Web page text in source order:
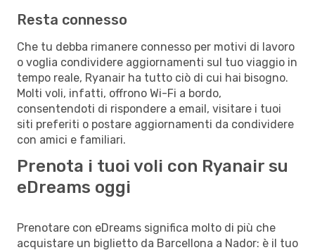
Resta connesso
Che tu debba rimanere connesso per motivi di lavoro
o voglia condividere aggiornamenti sul tuo viaggio in
tempo reale, Ryanair ha tutto ciò di cui hai bisogno.
Molti voli, infatti, offrono Wi-Fi a bordo,
consentendoti di rispondere a email, visitare i tuoi
siti preferiti o postare aggiornamenti da condividere
con amici e familiari.
Prenota i tuoi voli con Ryanair su
eDreams oggi
Prenotare con eDreams significa molto di più che
acquistare un biglietto da Barcellona a Nador: è il tuo